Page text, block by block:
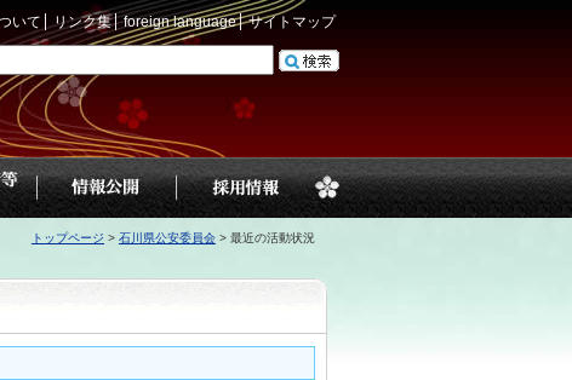
いて リンク集 foreign language サイトマップ
トップページ > 石川県公安委員会 > 最近の活動状況